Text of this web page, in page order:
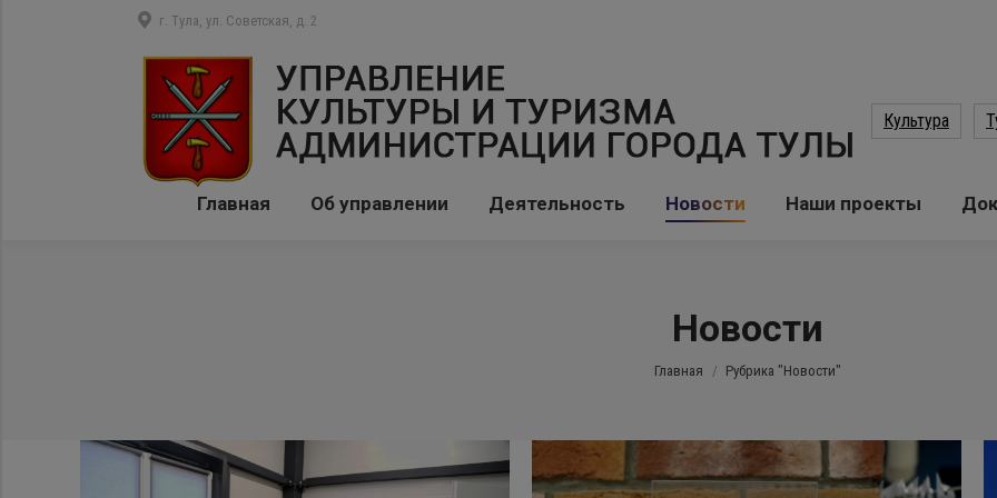
г. Тула, ул. Советская, д. 2
Культура
Главная Об управлении Деятельность Новости Наши проекты
Новости
Вы здесь:
Главная Рубрика "Новости"